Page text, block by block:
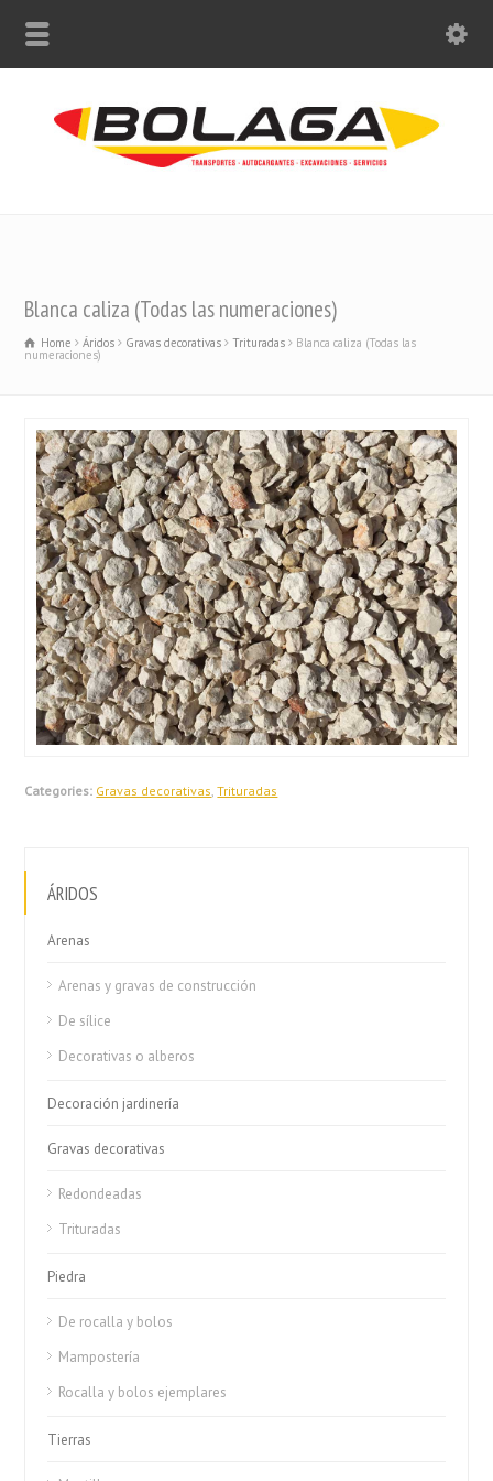
Blanca caliza (Todas las numeraciones)
Home Áridos Gravas decorativas Trituradas Blanca caliza (Todas las
numeraciones)
Categories: Gravas decorativas,Trituradas
ÁRIDOS
Arenas
Arenas y gravas de construcción
De sílice
Decorativas o alberos
Decoración jardinería
Gravas decorativas
Redondeadas
Trituradas
Piedra
De rocalla y bolos
Mampostería
Rocalla y bolos ejemplares
Tierras